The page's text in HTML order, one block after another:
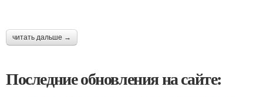
читать дальше →
Последние обновления на сайте: